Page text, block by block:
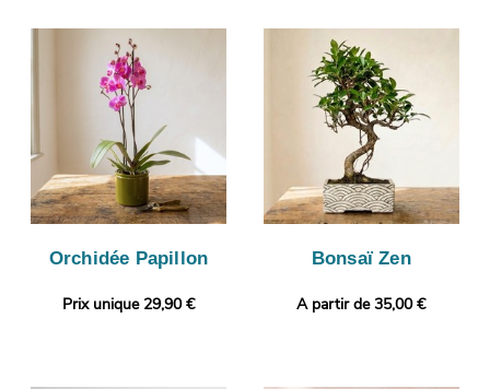
Orchidée Papillon
Prix unique 29,90 €
Bonsaï Zen
A partir de 35,00 €